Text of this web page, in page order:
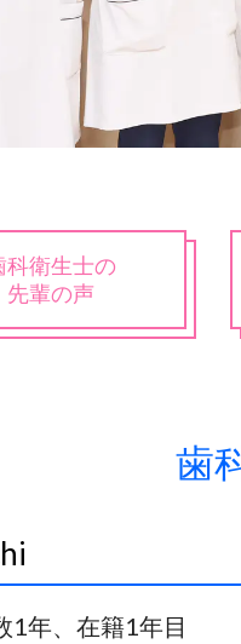
科衛生士の
先輩の声
歯
1年、在籍1年目